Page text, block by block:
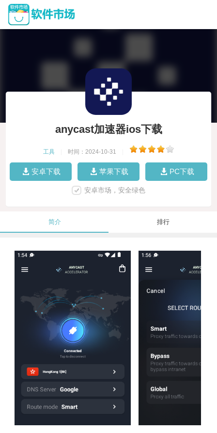
anycast加速器ios下载
工具 时间：2024-10-31
安卓下载 苹果下载 PC下载
安卓市场，安全绿色
简介 排行